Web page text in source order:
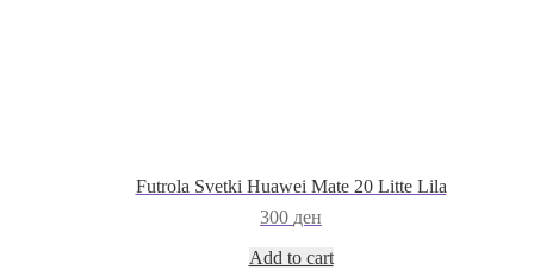
Futrola Svetki Huawei Mate 20 Litte Lila
300 ден
Add to cart